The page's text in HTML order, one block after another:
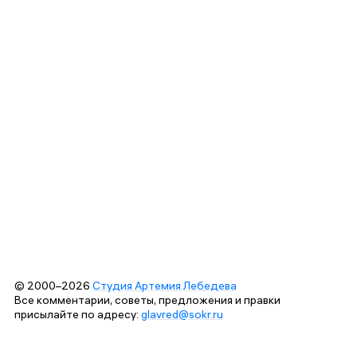
© 2000–2026 Студия Артемия Лебедева
Все комментарии, советы, предложения и правки
присылайте по адресу: glavred@sokr.ru